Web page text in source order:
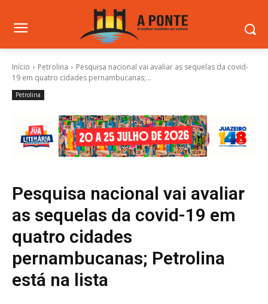
Início Petrolina
Pesquisa nacional vai avaliar as sequelas da covid-
19 em quatro cidades pernambucanas;...
Petrolina
Pesquisa nacional vai avaliar
as sequelas da covid-19 em
quatro cidades
pernambucanas; Petrolina
está na lista